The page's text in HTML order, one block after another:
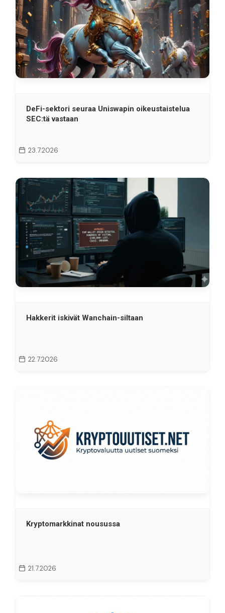
DeFi-sektori seuraa Uniswapin oikeustaistelua
SEC:tä vastaan
23.7.2026
Hakkerit iskivät Wanchain-siltaan
22.7.2026
Kryptomarkkinat nousussa
21.7.2026